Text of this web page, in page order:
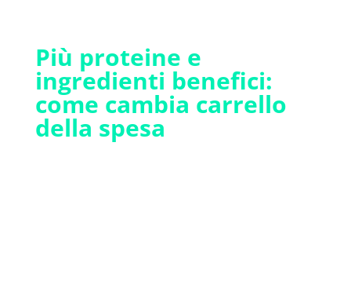
Più proteine e
ingredienti benefici:
come cambia carrello
della spesa